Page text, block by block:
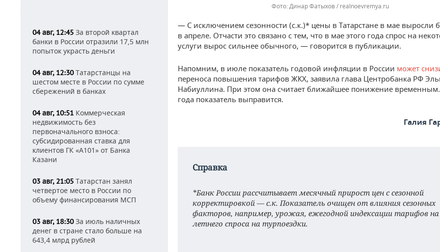
04 авг, 12:45 За второй квартал
банки в России отразили 17,5 млн
попыток украсть деньги
04 авг, 12:30Татарстанцы на
шестом месте в России по сумме
сбережений в банках
04 авг, 10:51 Коммерческая
недвижимость без
первоначального взноса:
субсидированная ставка для
клиентов ГК «А101» от Банка
Казани
03 авг, 21:05 Татарстан занял
четвертое место в России по
объему финансирования МСП
03 авг, 18:30За июль наличных
денег в стране стало больше на
643,4 млрд рублей
Динар Фатыхов / realnoevremya.ru
— С исключением сезонности (с.к.)* цены в Татарстане в мае выросли
в апреле. Отчасти это связано с тем, что в мае этого года спрос на
услуги вырос сильнее обычного, — говорится в публикации.
Напомним, в июле показатель годовой инфляции в России может
переноса повышения тарифов ЖКХ, заявила глава Центробанка РФ
Набиуллина. При этом она считает ближайшее понижение
года показатель выправится.
Галия
Справка
*Банк России рассчитывает месячный прирост цен с сезонной
корректировкой — с.к. Показатель очищен от влияния сезонных
факторов, например, урожая, ежегодной индексации тарифов на
летнего спроса на турпоездки.